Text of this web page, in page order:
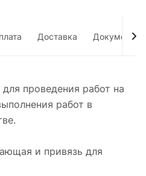
Доставка Документы
проведения работ на
работ в
и привязь для